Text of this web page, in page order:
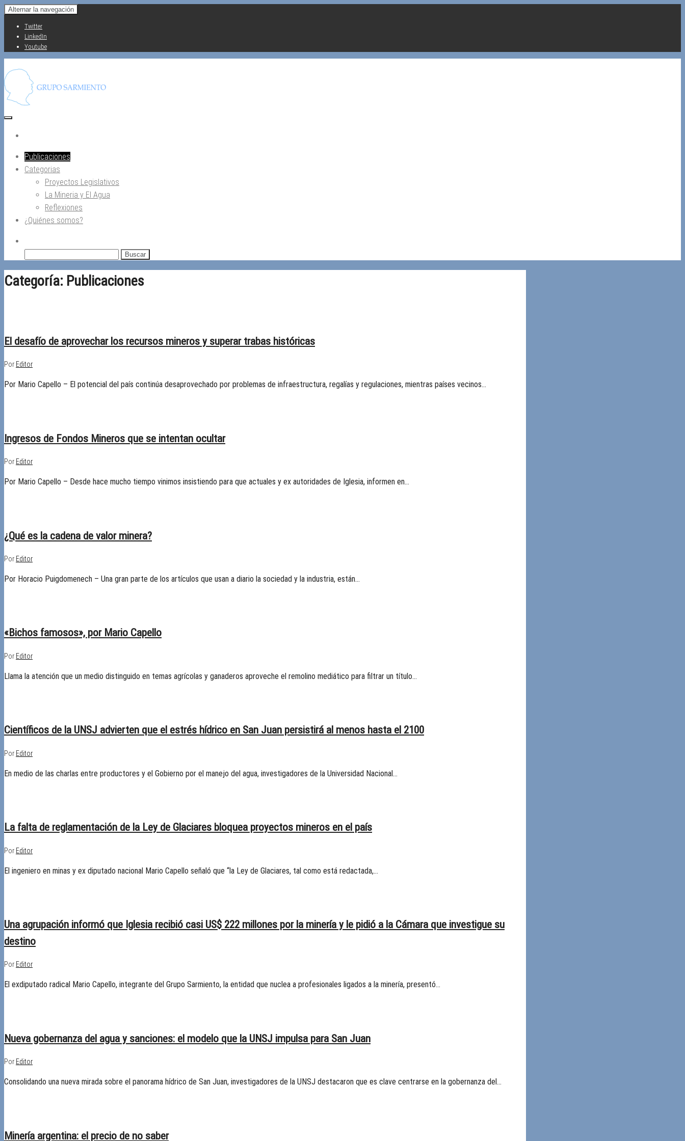
Saltar
contenido
Alternar la navegación
Twitter
LinkedIn
Youtube
Publicaciones
Categorias
Proyectos Legislativos
La Mineria y El Agua
Reflexiones
¿Quiénes somos?
Categoría: Publicaciones
El desafío de aprovechar los recursos mineros y superar trabas históricas
Por Editor
Por Mario Capello – El potencial del país continúa desaprovechado por problemas de infraestructura, regalías y regulaciones, mientras países vecinos…
Ingresos de Fondos Mineros que se intentan ocultar
Por Editor
Por Mario Capello – Desde hace mucho tiempo vinimos insistiendo para que actuales y ex autoridades de Iglesia, informen en…
¿Qué es la cadena de valor minera?
Por Editor
Por Horacio Puigdomenech – Una gran parte de los artículos que usan a diario la sociedad y la industria, están…
«Bichos famosos», por Mario Capello
Por Editor
Llama la atención que un medio distinguido en temas agrícolas y ganaderos aproveche el remolino mediático para filtrar un título…
Científicos de la UNSJ advierten que el estrés hídrico en San Juan persistirá al menos hasta el 2100
Por Editor
En medio de las charlas entre productores y el Gobierno por el manejo del agua, investigadores de la Universidad Nacional…
La falta de reglamentación de la Ley de Glaciares bloquea proyectos mineros en el país
Por Editor
El ingeniero en minas y ex diputado nacional Mario Capello señaló que “la Ley de Glaciares, tal como está redactada,…
Una agrupación informó que Iglesia recibió casi US$ 222 millones por la minería y le pidió a la Cámara que investigue su
destino
Por Editor
El exdiputado radical Mario Capello, integrante del Grupo Sarmiento, la entidad que nuclea a profesionales ligados a la minería, presentó…
Nueva gobernanza del agua y sanciones: el modelo que la UNSJ impulsa para San Juan
Por Editor
Consolidando una nueva mirada sobre el panorama hídrico de San Juan, investigadores de la UNSJ destacaron que es clave centrarse en la gobernanza del…
Minería argentina: el precio de no saber